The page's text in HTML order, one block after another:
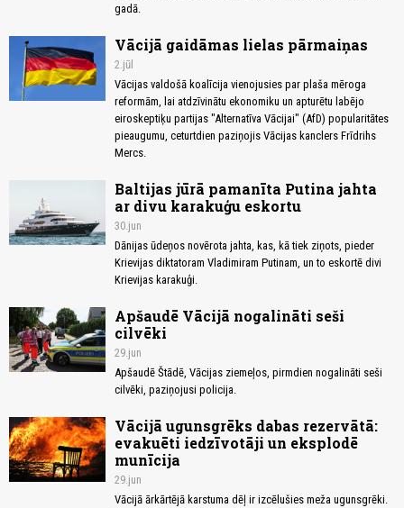
gadā.
Vācijā gaidāmas lielas pārmaiņas
2.jūl
Vācijas valdošā koalīcija vienojusies par plaša mēroga
reformām, lai atdzīvinātu ekonomiku un apturētu labējo
eiroskeptiķu partijas "Alternatīva Vācijai" (AfD) popularitātes
pieaugumu, ceturtdien paziņojis Vācijas kanclers Frīdrihs
Mercs.
Baltijas jūrā pamanīta Putina jahta
ar divu karakuģu eskortu
30.jun
Dānijas ūdeņos novērota jahta, kas, kā tiek ziņots, pieder
Krievijas diktatoram Vladimiram Putinam, un to eskortē divi
Krievijas karakuģi.
Apšaudē Vācijā nogalināti seši
cilvēki
29.jun
Apšaudē Štādē, Vācijas ziemeļos, pirmdien nogalināti seši
cilvēki, paziņojusi policija.
Vācijā ugunsgrēks dabas rezervātā:
evakuēti iedzīvotāji un eksplodē
munīcija
29.jun
Vācijā ārkārtējā karstuma dēļ ir izcēlušies meža ugunsgrēki.